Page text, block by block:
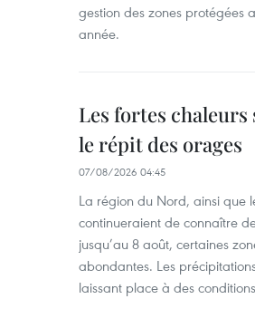
gestion des zones protégées
année.
Les fortes
le répit des orages
07/08/2026 04:45
La région du Nord, ainsi que
continueraient de connaître
jusqu’au 8 août, certaines
abondantes. Les
laissant place à des